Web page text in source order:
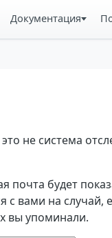
Документация
не система
будет
вами на случай,
вы упоминали.